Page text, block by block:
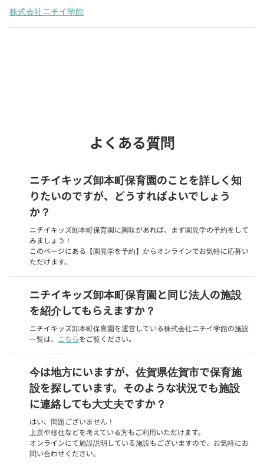
株式会社ニチイ学館
よくある質問
ニチイキッズ卸本町保育園のことを詳しく知
りたいのですが、どうすればよいでしょう
か？
ニチイキッズ卸本町保育園に興味があれば、まず園見学の予約をして
みましょう！
このページにある【園見学を予約】からオンラインでお気軽に応募い
ただけます。
ニチイキッズ卸本町保育園と同じ法人の施設
を紹介してもらえますか？
ニチイキッズ卸本町保育園を運営している株式会社ニチイ学館の施設
一覧は、
こちらをご覧ください。
今は地方にいますが、佐賀県佐賀市で保育施
設を探しています。そのような状況でも施設
に連絡しても大丈夫ですか？
はい、問題ございません！
上京や移住などを考えている方もご利用いただけます。
オンラインにて施設説明している施設もございますので、お気軽にお
問い合わせください。